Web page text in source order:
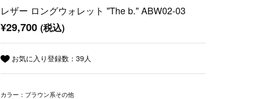
レザー ロングウォレット "The b." ABW02-03
¥29,700(税込)
お気に入り登録数：39人
カラー：ブラウン系その他